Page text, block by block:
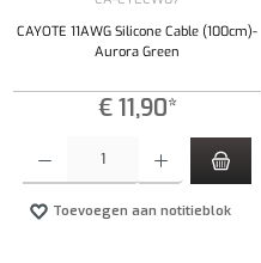
CAYOTE 11AWG Silicone Cable (100cm)-
Aurora Green
€ 11,90*
Toevoegen aan notitieblok